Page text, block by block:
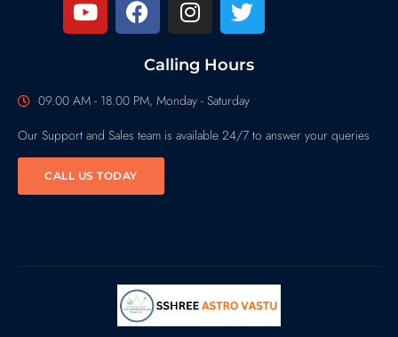
Calling Hours
09.00 AM - 18.00 PM, Monday - Saturday
Our Support and Sales team is available 24/7 to answer your queries
CALL US TODAY